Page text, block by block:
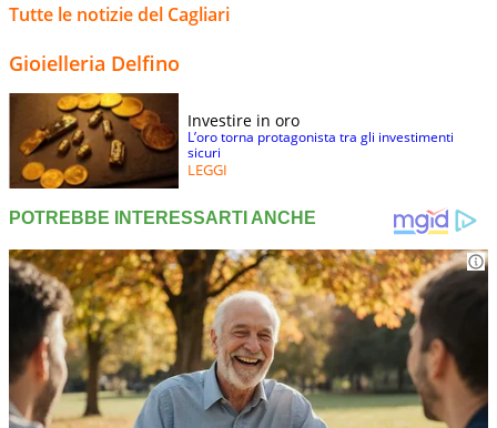
Tutte le notizie del Cagliari
Gioielleria Delfino
Investire in oro
L’oro torna protagonista tra gli investimenti
sicuri
LEGGI